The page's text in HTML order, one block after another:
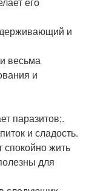
и
весьма
и
паразитов;.
и сладость.
спокойно жить
для